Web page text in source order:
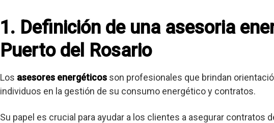
1. Definición de una asesoria
Puerto del Rosario
Los asesores energéticos son profesionales que brindan
individuos en la gestión de su consumo energético y contratos.
Su papel es crucial para ayudar a los clientes a asegurar contratos